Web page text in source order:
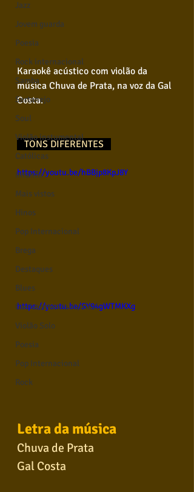
Jazz
Jovem guarda
Poesia
Rock internacional
Samba
Sertanejo
Soul
Violão instumental
Católicas
Infantil
Mais vistos
Hinos
Pop Internacional
Brega
Destaques
Blues
Conhecimento musical
Violão Solo
Poesia
Pop Internacional
Rock
Karaokê acústico com violão da
música Chuva de Prata, na voz da Gal
Costa.
   TONS DIFERENTES
https://youtu.be/hBBjp8KpJ8Y
https://youtu.be/SY94gWTMKXg
Letra da música
Chuva de Prata
Gal Costa